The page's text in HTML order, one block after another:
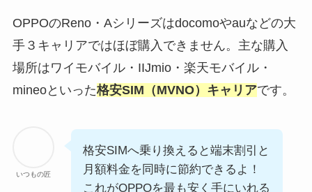
OPPOのReno・Aシリーズはdocomoやauなどの大
手３キャリアではほぼ購入できません。主な購入
場所はワイモバイル・IIJmio・楽天モバイル・
mineoといった格安SIM（MVNO）キャリアです。
いつもの匠
格安SIMへ乗り換えると端末割引と
月額料金を同時に節約できるよ！
これがOPPOを最も安く手にいれる